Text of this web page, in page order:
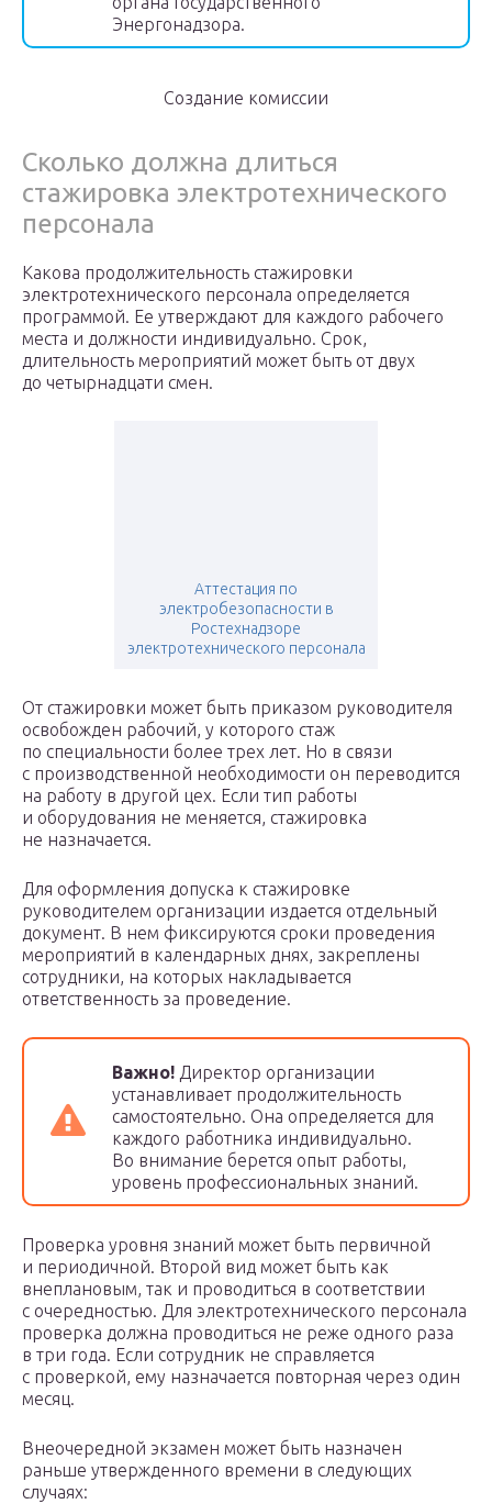
Энергонадзора.
Создание комиссии
Сколько должна длиться
стажировка электротехнического
персонала
Какова продолжительность стажировки
электротехнического персонала определяется
программой. Ее утверждают для каждого рабочего
места и должности индивидуально. Срок,
длительность мероприятий может быть от двух
до четырнадцати смен.
Аттестация по
электробезопасности в
Ростехнадзоре
электротехнического персонала
От стажировки может быть приказом руководителя
освобожден рабочий, у которого стаж
по специальности более трех лет. Но в связи
с производственной необходимости он переводится
на работу в другой цех. Если тип работы
и оборудования не меняется, стажировка
не назначается.
Для оформления допуска к стажировке
руководителем организации издается отдельный
документ. В нем фиксируются сроки проведения
мероприятий в календарных днях, закреплены
сотрудники, на которых накладывается
ответственность за проведение.
Важно! Директор организации
устанавливает продолжительность
самостоятельно. Она определяется для
каждого работника индивидуально.
Во внимание берется опыт работы,
уровень профессиональных знаний.
Проверка уровня знаний может быть первичной
и периодичной. Второй вид может быть как
внеплановым, так и проводиться в соответствии
с очередностью. Для электротехнического персонала
проверка должна проводиться не реже одного раза
в три года. Если сотрудник не справляется
с проверкой, ему назначается повторная через один
месяц.
Внеочередной экзамен может быть назначен
раньше утвержденного времени в следующих
случаях: